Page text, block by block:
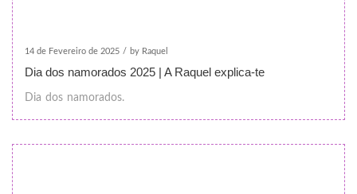
14 de Fevereiro de 2025 / by Raquel
Dia dos namorados 2025 | A Raquel explica-te
Dia dos namorados.